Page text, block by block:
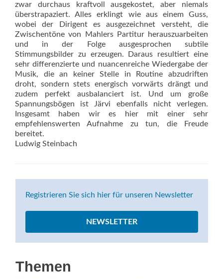
zwar durchaus kraftvoll ausgekostet, aber niemals
überstrapaziert. Alles erklingt wie aus einem Guss,
wobei der Dirigent es ausgezeichnet versteht, die
Zwischentöne von Mahlers Partitur herauszuarbeiten
und in der Folge ausgesprochen subtile
Stimmungsbilder zu erzeugen. Daraus resultiert eine
sehr differenzierte und nuancenreiche Wiedergabe der
Musik, die an keiner Stelle in Routine abzudriften
droht, sondern stets energisch vorwärts drängt und
zudem perfekt ausbalanciert ist. Und um große
Spannungsbögen ist Järvi ebenfalls nicht verlegen.
Insgesamt haben wir es hier mit einer sehr
empfehlenswerten Aufnahme zu tun, die Freude
bereitet.
Ludwig Steinbach
Registrieren Sie sich hier für unseren Newsletter
NEWSLETTER
Themen